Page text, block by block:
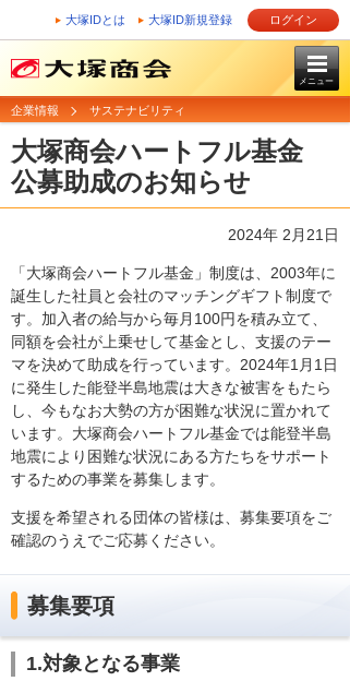
大塚IDとは 大塚ID新規登録 ログイン
メニュー
企業情報 サステナビリティ
大塚商会ハートフル基金
公募助成のお知らせ
2024年 2月21日
「大塚商会ハートフル基金」制度は、2003年に
誕生した社員と会社のマッチングギフト制度で
す。加入者の給与から毎月100円を積み立て、
同額を会社が上乗せして基金とし、支援のテー
マを決めて助成を行っています。2024年1月1日
に発生した能登半島地震は大きな被害をもたら
し、今もなお大勢の方が困難な状況に置かれて
います。大塚商会ハートフル基金では能登半島
地震により困難な状況にある方たちをサポート
するための事業を募集します。
支援を希望される団体の皆様は、募集要項をご
確認のうえでご応募ください。
募集要項
1.対象となる事業